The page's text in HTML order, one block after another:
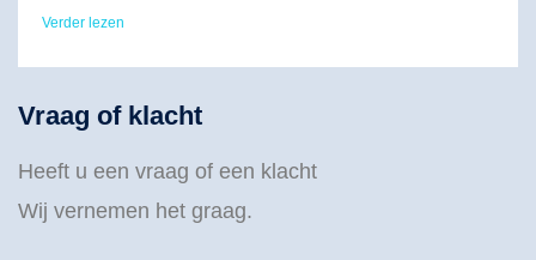
Verder lezen
Vraag of klacht
Heeft u een vraag of een klacht
Wij vernemen het graag.